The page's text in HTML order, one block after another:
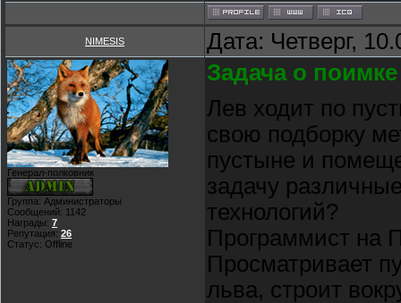
NIMESIS Дата: Четверг,
Генерал-полковник
Группа: Администраторы
Сообщений: 1142
Награды: 7
Репутация: 26
Статус: Offline
Задача о
Лев ходит по
свою подборку
пустыне и
задачу
технологий?
Программист на
Просматривает
льва, строит